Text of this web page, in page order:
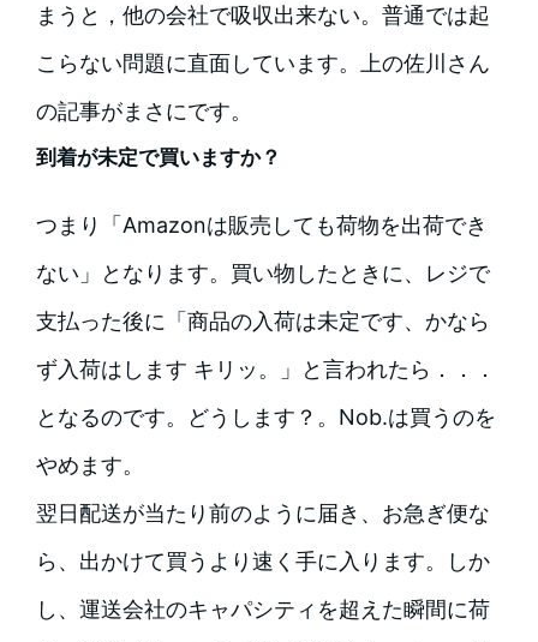
まうと，他の会社で吸収出来ない。普通では起
こらない問題に直面しています。上の佐川さん
の記事がまさにです。
到着が未定で買いますか？
つまり「Amazonは販売しても荷物を出荷でき
ない」となります。買い物したときに、レジで
支払った後に「商品の入荷は未定です、かなら
ず入荷はします キリッ。」と言われたら．．．
となるのです。どうします？。Nob.は買うのを
やめます。
翌日配送が当たり前のように届き、お急ぎ便な
ら、出かけて買うより速く手に入ります。しか
し、運送会社のキャパシティを超えた瞬間に荷